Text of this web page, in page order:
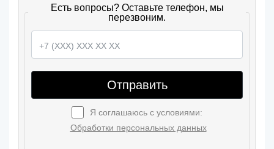
Есть вопросы? Оставьте телефон, мы
перезвоним.
Отправить
Я соглашаюсь с условиями:
Обработки персональных данных